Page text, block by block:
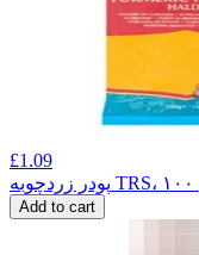
£1.09
Add to cart